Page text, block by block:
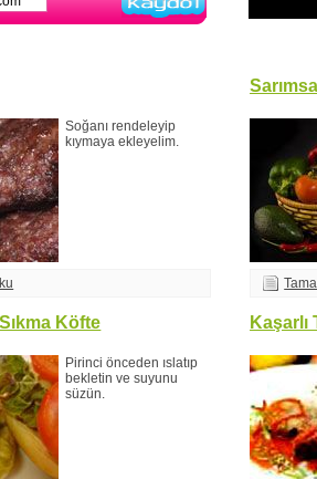
Soğanı rendeleyip
kıymaya ekleyelim.
Köfte
Pirinci önceden ıslatıp
bekletin ve suyunu
süzün.
Kaşarlı